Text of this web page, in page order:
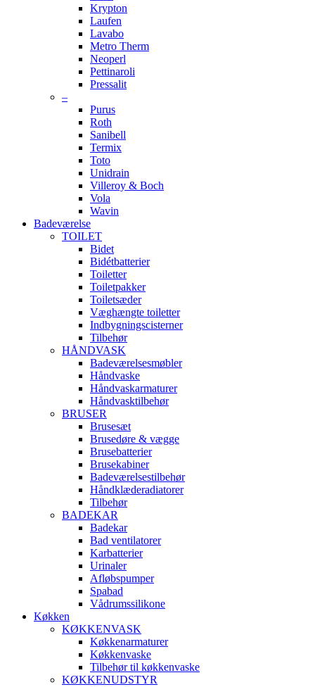
Krypton
Laufen
Lavabo
Metro Therm
Neoperl
Pettinaroli
Pressalit
–
Purus
Roth
Sanibell
Termix
Toto
Unidrain
Villeroy & Boch
Vola
Wavin
Badeværelse
TOILET
Bidet
Bidétbatterier
Toiletter
Toiletpakker
Toiletsæder
Væghængte toiletter
Indbygningscisterner
Tilbehør
HÅNDVASK
Badeværelsesmøbler
Håndvaske
Håndvaskarmaturer
Håndvasktilbehør
BRUSER
Brusesæt
Brusedøre & vægge
Brusebatterier
Brusekabiner
Badeværelsestilbehør
Håndklæderadiatorer
Tilbehør
BADEKAR
Badekar
Bad ventilatorer
Karbatterier
Urinaler
Afløbspumper
Spabad
Vådrumssilikone
Køkken
KØKKENVASK
Køkkenarmaturer
Køkkenvaske
Tilbehør til køkkenvaske
KØKKENUDSTYR